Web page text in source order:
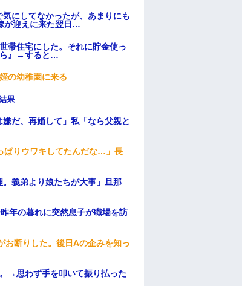
にしてなかったが、あまりにも
が迎えに来た翌日…
帯住宅にした。それに貯金使っ
ら』→すると…
の幼稚園に来る
果
だ、再婚して」私「なら父親と
ぱりウワキしてたんだな…」長
義弟より娘たちが大事」旦那
年の暮れに突然息子が職場を訪
お断りした。後日Aの企みを知っ
→思わず手を叩いて振り払った